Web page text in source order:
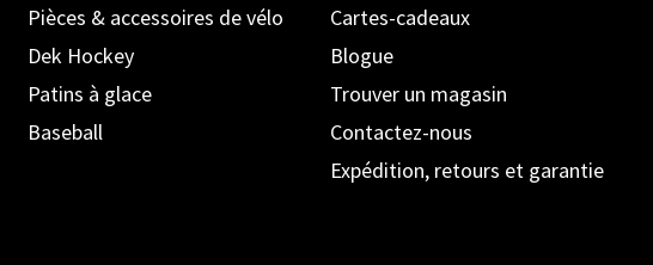
Pièces & accessoires de vélo
Dek Hockey
Patins à glace
Baseball
Cartes-cadeaux
Blogue
Trouver un magasin
Contactez-nous
Expédition, retours et garantie